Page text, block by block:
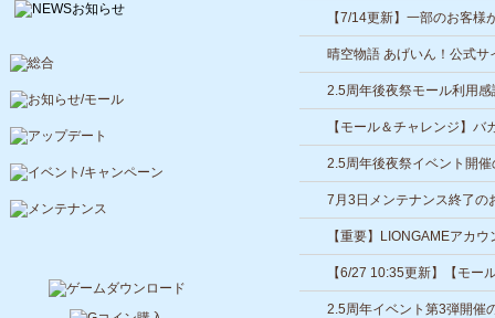
【7/14更新】一部のお客
晴空物語 あげいん！公式
について
2.5周年後夜祭モール利用
【モール＆チャレンジ】
で登場！
2.5周年後夜祭イベント開催
7月3日メンテナンス終了の
【重要】LIONGAMEアカ
【6/27 10:35更新】【モー
年記念アイテムが期間限定
2.5周年イベント第3弾開催